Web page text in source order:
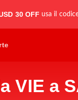
30 OFF usa il
VIE a